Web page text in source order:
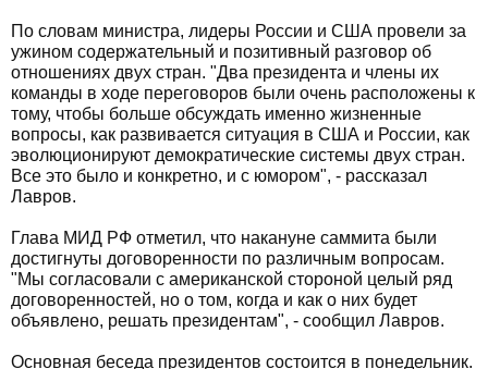
По словам министра, лидеры России и США провели за
ужином содержательный и позитивный разговор об
отношениях двух стран. "Два президента и члены их
команды в ходе переговоров были очень расположены к
тому, чтобы больше обсуждать именно жизненные
вопросы, как развивается ситуация в США и России, как
эволюционируют демократические системы двух стран.
Все это было и конкретно, и с юмором", - рассказал
Лавров.
Глава МИД РФ отметил, что накануне саммита были
достигнуты договоренности по различным вопросам.
"Мы согласовали с американской стороной целый ряд
договоренностей, но о том, когда и как о них будет
объявлено, решать президентам", - сообщил Лавров.
Основная беседа президентов состоится в понедельник.